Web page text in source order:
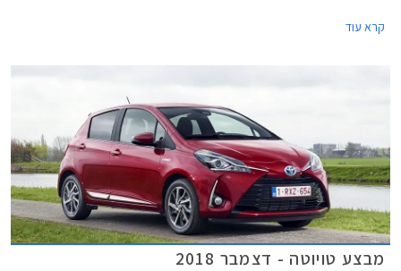
20:00 ובימי ו' בין השעות 8:00-15:00.
קרא עוד
מבצע טויוטה - דצמבר 2018